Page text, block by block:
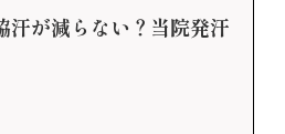
汗が減らない？当院発汗